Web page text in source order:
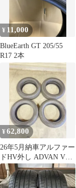
¥ 11,000
BlueEarth GT 205/55
R17 2本
¥62,800
26年5月納車アルファー
ドHV外し ADVAN V03
225/60R18 4本